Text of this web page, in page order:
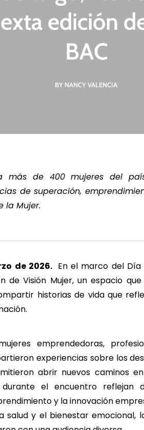
LEER MÁS
edición
BAC
BY NANCY VALENCIA
más de 400 mujeres del
de superación,
la Mujer.
de 2026. En el marco del Día
de Visión Mujer, un espacio
historias de vida que
emprendedoras,
experiencias sobre los
abrir nuevos caminos
durante el encuentro reflejan
y la innovación
salud y el bienestar emocional,